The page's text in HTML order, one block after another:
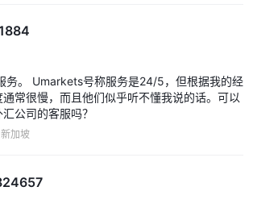
务。 Umarkets号称服务是24/5，但根据我的经
常很慢，而且他们似乎听不懂我说的话。可以
公司的客服吗？
新加坡